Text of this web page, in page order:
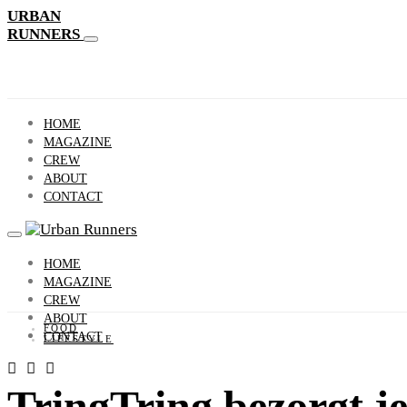
URBAN
RUNNERS
HOME
MAGAZINE
CREW
ABOUT
CONTACT
HOME
MAGAZINE
CREW
ABOUT
CONTACT
FOOD
LIFESTYLE